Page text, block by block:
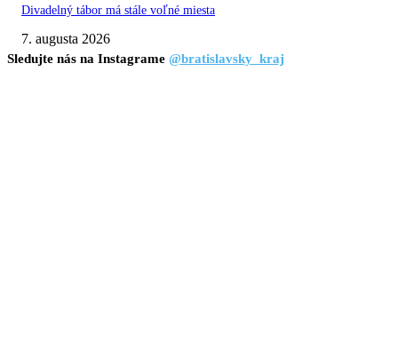
Divadelný tábor má stále voľné miesta
7. augusta 2026
Sledujte nás na Instagrame @bratislavsky_kraj